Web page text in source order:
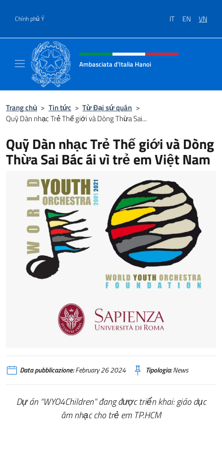
Chính phủ Ý IT EN VN
Header, social and menu of site
Ambasciata d'Italia Hanoi
Trang chủ > Tin tức > Từ Đại sứ quán >
Quỹ Dàn nhạc Trẻ Thế giới và Dòng Thừa Sai...
Quỹ Dàn nhạc Trẻ Thế giới và Dòng
Thừa Sai Bác ái vì trẻ em Việt Nam
Data pubblicazione:February 26 2024 Tipologia:News
Dự án “WYO4Children” đang được triển khai: giáo dục
âm nhạc cho trẻ em TP.HCM